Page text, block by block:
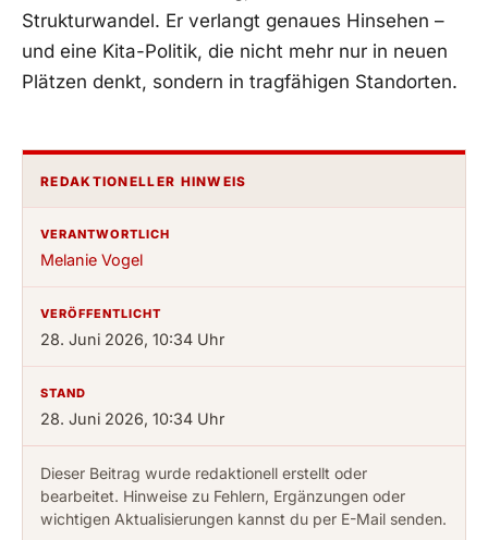
Strukturwandel. Er verlangt genaues Hinsehen –
und eine Kita-Politik, die nicht mehr nur in neuen
Plätzen denkt, sondern in tragfähigen Standorten.
REDAKTIONELLER HINWEIS
VERANTWORTLICH
Melanie Vogel
VERÖFFENTLICHT
28. Juni 2026, 10:34 Uhr
STAND
28. Juni 2026, 10:34 Uhr
Dieser Beitrag wurde redaktionell erstellt oder
bearbeitet. Hinweise zu Fehlern, Ergänzungen oder
wichtigen Aktualisierungen kannst du per E-Mail senden.